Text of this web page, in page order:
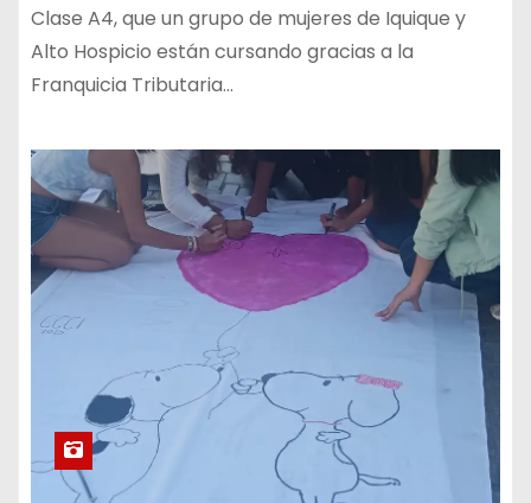
Clase A4, que un grupo de mujeres de Iquique y
Alto Hospicio están cursando gracias a la
Franquicia Tributaria…